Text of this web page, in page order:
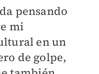
pensando
mi
en un
de golpe,